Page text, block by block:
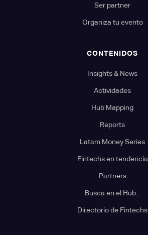
Ser partner
Organiza tu evento
CONTENIDOS
Insights & News
Actividades
Hub Mapping
Reports
Latam Money Series
Fintechs en tendencia
Partners
Busca en el Hub...
Directorio de Fintechs